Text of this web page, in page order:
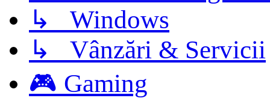
↳ Windows
↳ Vânzări & Servicii
🎮 Gaming